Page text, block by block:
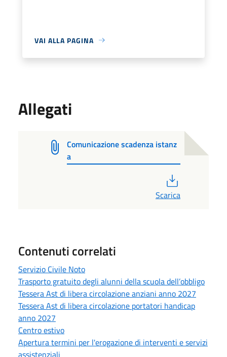
VAI ALLA PAGINA
Allegati
Comunicazione scadenza istanz
a
Scarica
Contenuti correlati
Servizio Civile Noto
Trasporto gratuito degli alunni della scuola dell’obbligo
Tessera Ast di libera circolazione anziani anno 2027
Tessera Ast di libera circolazione portatori handicap
anno 2027
Centro estivo
Apertura termini per l'erogazione di interventi e servizi
assistenziali